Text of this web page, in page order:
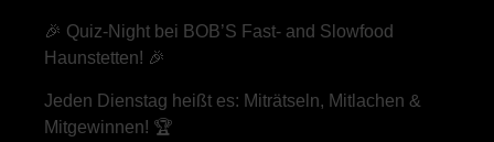
🎉 Quiz-Night bei BOB’S Fast- and Slowfood
Haunstetten! 🎉
Jeden Dienstag heißt es: Miträtseln, Mitlachen &
Mitgewinnen! 🏆